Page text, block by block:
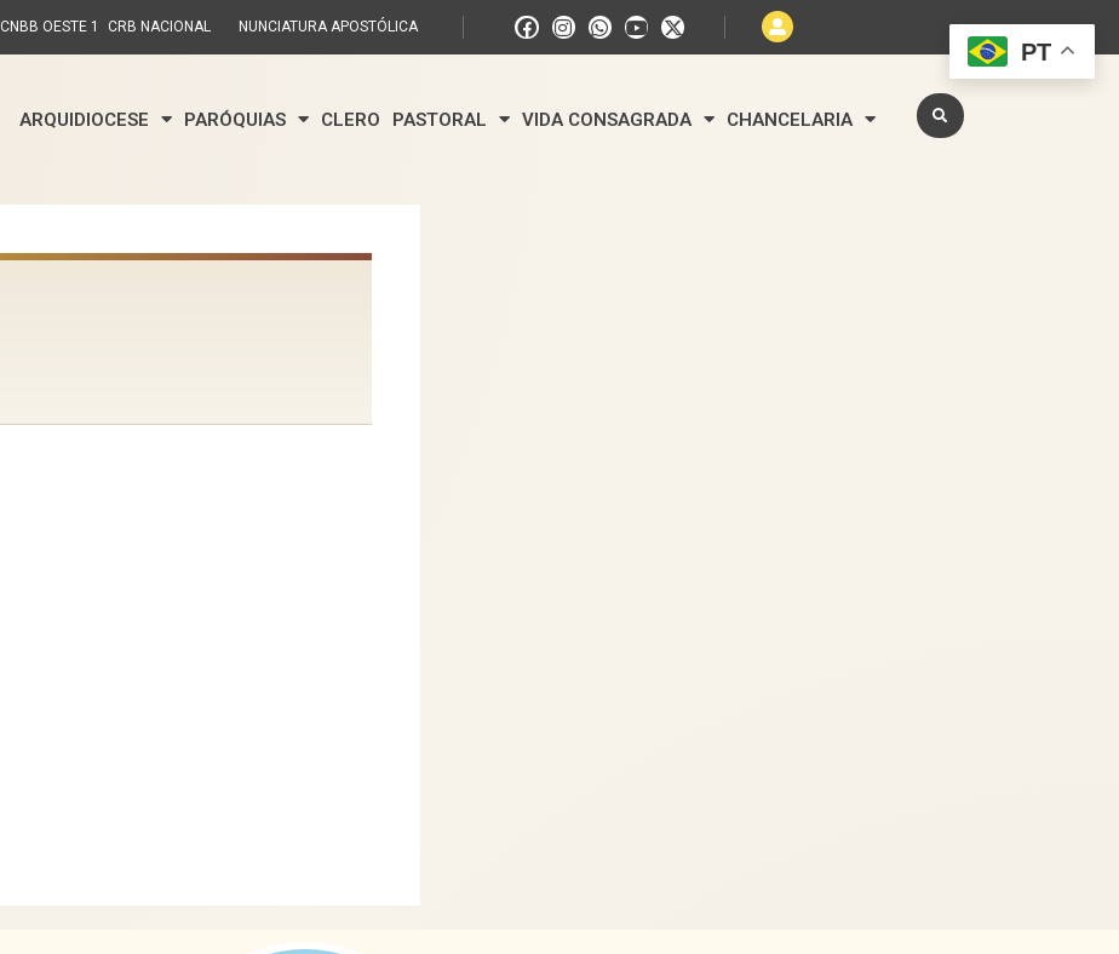
CNBB OESTE 1 CRB NACIONAL NUNCIATURA APOSTÓLICA
ARQUIDIOCESE PARÓQUIAS CLERO PASTORAL VIDA CONSAGRADA CHANCELARIA
PT